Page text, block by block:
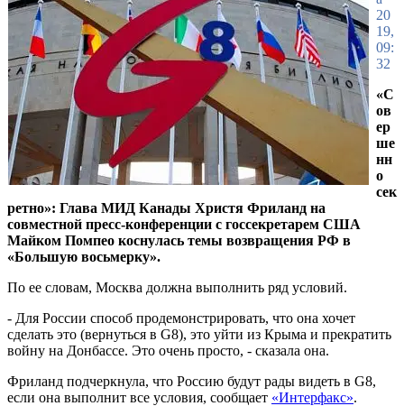
20
19,
09:
32
«С
ов
ер
ше
нн
о
сек
ретно»: Глава МИД Канады Христя Фриланд на
совместной пресс-конференции с госсекретарем США
Майком Помпео коснулась темы возвращения РФ в
«Большую восьмерку».
По ее словам, Москва должна выполнить ряд условий.
- Для России способ продемонстрировать, что она хочет
сделать это (вернуться в G8), это уйти из Крыма и прекратить
войну на Донбассе. Это очень просто, - сказала она.
Фриланд подчеркнула, что Россию будут рады видеть в G8,
если она выполнит все условия, сообщает «Интерфакс».